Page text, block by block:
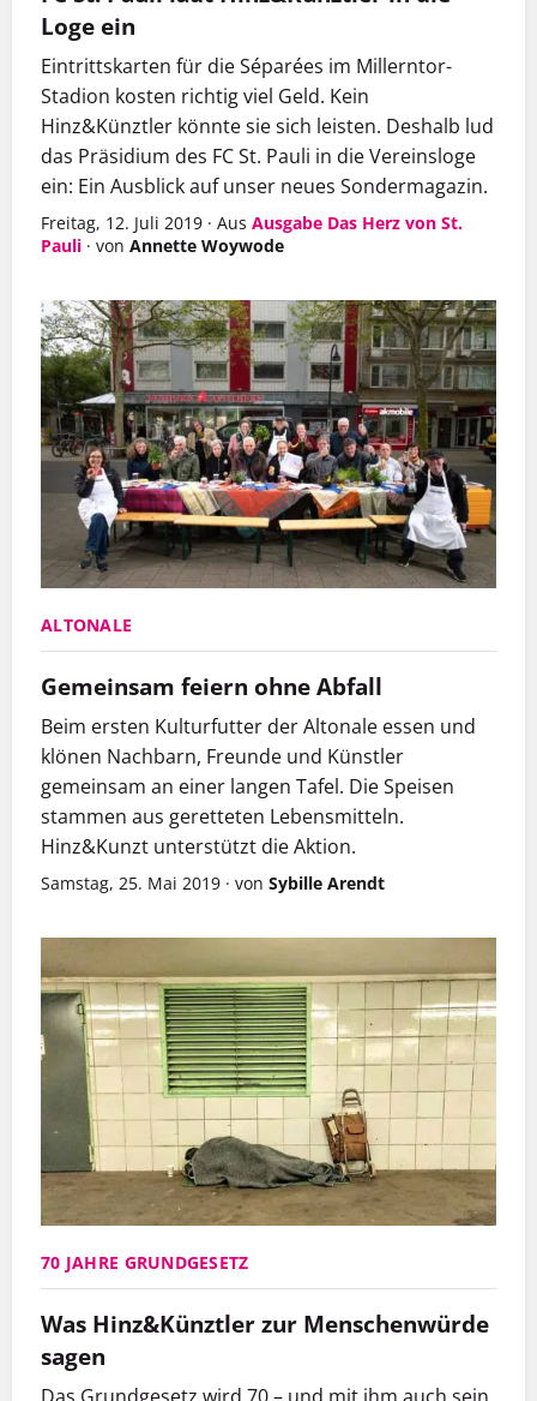
Loge ein
Eintrittskarten für die Séparées im Millerntor-
Stadion kosten richtig viel Geld. Kein
Hinz&Künztler könnte sie sich leisten. Deshalb lud
das Präsidium des FC St. Pauli in die Vereinsloge
ein: Ein Ausblick auf unser neues Sondermagazin.
Freitag, 12. Juli 2019 · Aus Ausgabe Das Herz von St.
Pauli · von Annette Woywode
ALTONALE
Gemeinsam feiern ohne Abfall
Beim ersten Kulturfutter der Altonale essen und
klönen Nachbarn, Freunde und Künstler
gemeinsam an einer langen Tafel. Die Speisen
stammen aus geretteten Lebensmitteln.
Hinz&Kunzt unterstützt die Aktion.
Samstag, 25. Mai 2019 · von Sybille Arendt
70 JAHRE GRUNDGESETZ
Was Hinz&Künztler zur Menschenwürde
sagen